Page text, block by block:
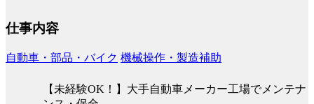
仕事内容
自動車・部品・バイク 機械操作・製造補助
【未経験OK！】大手自動車メーカー工場でメンテナ